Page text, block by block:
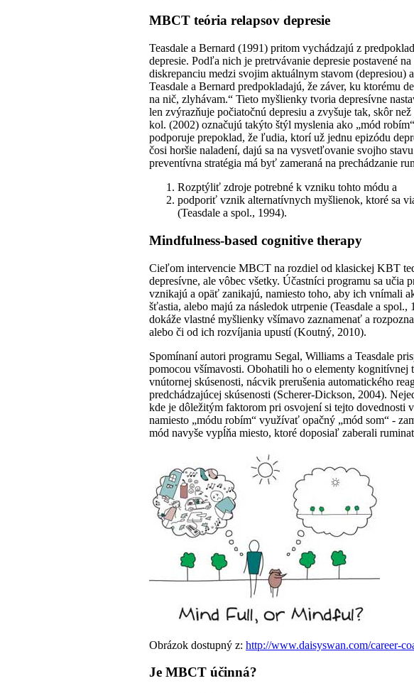
MBCT teória relapsov depresie
Teasdale a Bernard (1991) pritom vychádzajú z
depresie. Podľa nich je pretrvávanie depresie postavené
diskrepanciu medzi svojim aktuálnym stavom (depresiou)
Teasdale a Bernard predpokladajú, že záver, ku ktorému
na nič, zlyhávam.“ Tieto myšlienky tvoria depresívne
len zvýrazňuje počiatočnú depresiu a zvyšuje tak, skôr
kol. (2002) označujú takýto štýl myslenia ako „mód
podporuje prepoklad, že ľudia, ktorí už jednu epizódu
čosi horšie naladení, dajú sa na vysvetľovanie svojho
preventívna stratégia má byť zameraná na prechádzanie
Rozptýliť zdroje potrebné k vzniku tohto módu a
podporiť vznik alternatívnych myšlienok, ktoré sa
(Teasdale a spol., 1994).
Mindfulness-based cognitive therapy
Cieľom intervencie MBCT na rozdiel od klasickej KBT
depresívne, ale vôbec všetky. Účastníci programu sa
vznikajú a opäť zanikajú, namiesto toho, aby ich vnímali
šťastia, alebo majú za následok utrpenie (Teasdale a
dokáže vlastné myšlienky všímavo zaznamenať a
alebo či od ich rozvíjania upustí (Koutný, 2010).
Spomínaní autori programu Segal, Williams a Teasdale
pomocou všímavosti. Obohatili ho o elementy kognitívnej
vnútornej skúsenosti, nácvik prerušenia automatického
predchádzajúcej skúsenosti (Scherer-Dickson, 2004).
kde je dôležitým faktorom pri osvojení si tejto dovednosti
namiesto „módu robím“ využívať opačný „mód som“ -
mód navyše vypĺňa miesto, ktoré doposiaľ zaberali
Obrázok dostupný z: http://www.daisyswan.com/career-
Je MBCT účinná?